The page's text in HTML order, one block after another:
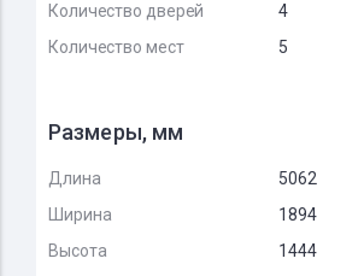
Количество дверей
4
Количество мест
5
Размеры, мм
Длина
5062
Ширина
1894
Высота
1444